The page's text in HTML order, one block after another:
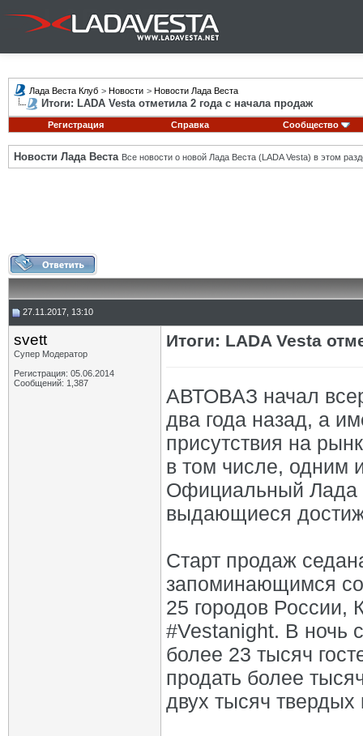
Лада Веста Клуб > Новости > Новости Лада Веста
Итоги: LADA Vesta отметила 2 года с начала продаж
Регистрация Справка Сообщество
Новости Лада Веста Все новости о новой Лада Веста (LADA Vesta) в этом
27.11.2017, 13:10
svett
Супер Модератор
Регистрация: 05.06.2014
Сообщений: 1,387
Итоги: LADA Vesta
АВТОВАЗ начал
два года назад, а
присутствия на
в том числе, одним
Официальный Лада
выдающиеся
Старт продаж
запоминающимся
25 городов России,
#Vestanight. В ночь
более 23 тысяч
продать более
двух тысяч твердых